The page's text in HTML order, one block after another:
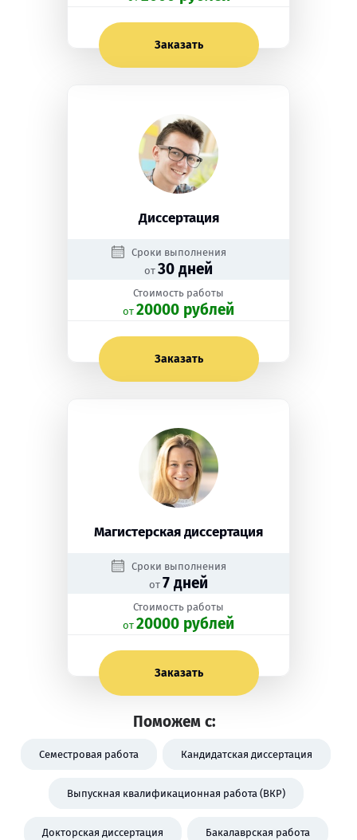
Заказать
Диссертация
Сроки выполнения
от 30 дней
Стоимость работы
oт 20000 рублей
Заказать
Магистерская диссертация
Сроки выполнения
от 7 дней
Стоимость работы
oт 20000 рублей
Заказать
Поможем с:
Семестровая работа Кандидатская диссертация
Выпускная квалификационная работа (ВКР)
Докторская диссертация Бакалаврская работа